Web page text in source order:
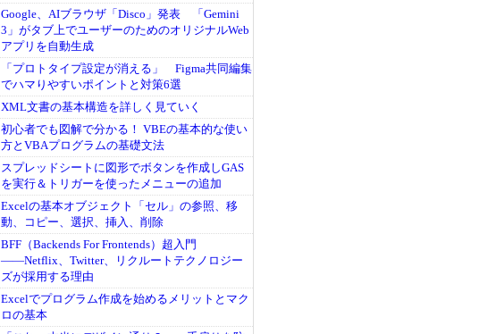
Google、AIブラウザ「Disco」発表 「Gemini
3」がタブ上でユーザーのためのオリジナルWeb
アプリを自動生成
「プロトタイプ設定が消える」 Figma共同編集
でハマりやすいポイントと対策6選
XML文書の基本構造を詳しく見ていく
初心者でも図解で分かる！ VBEの基本的な使い
方とVBAプログラムの基礎文法
スプレッドシートに図形でボタンを作成しGAS
を実行＆トリガーを使ったメニューの追加
Excelの基本オブジェクト「セル」の参照、移
動、コピー、選択、挿入、削除
BFF（Backends For Frontends）超入門
――Netflix、Twitter、リクルートテクノロジー
ズが採用する理由
Excelでプログラム作成を始めるメリットとマク
ロの基本